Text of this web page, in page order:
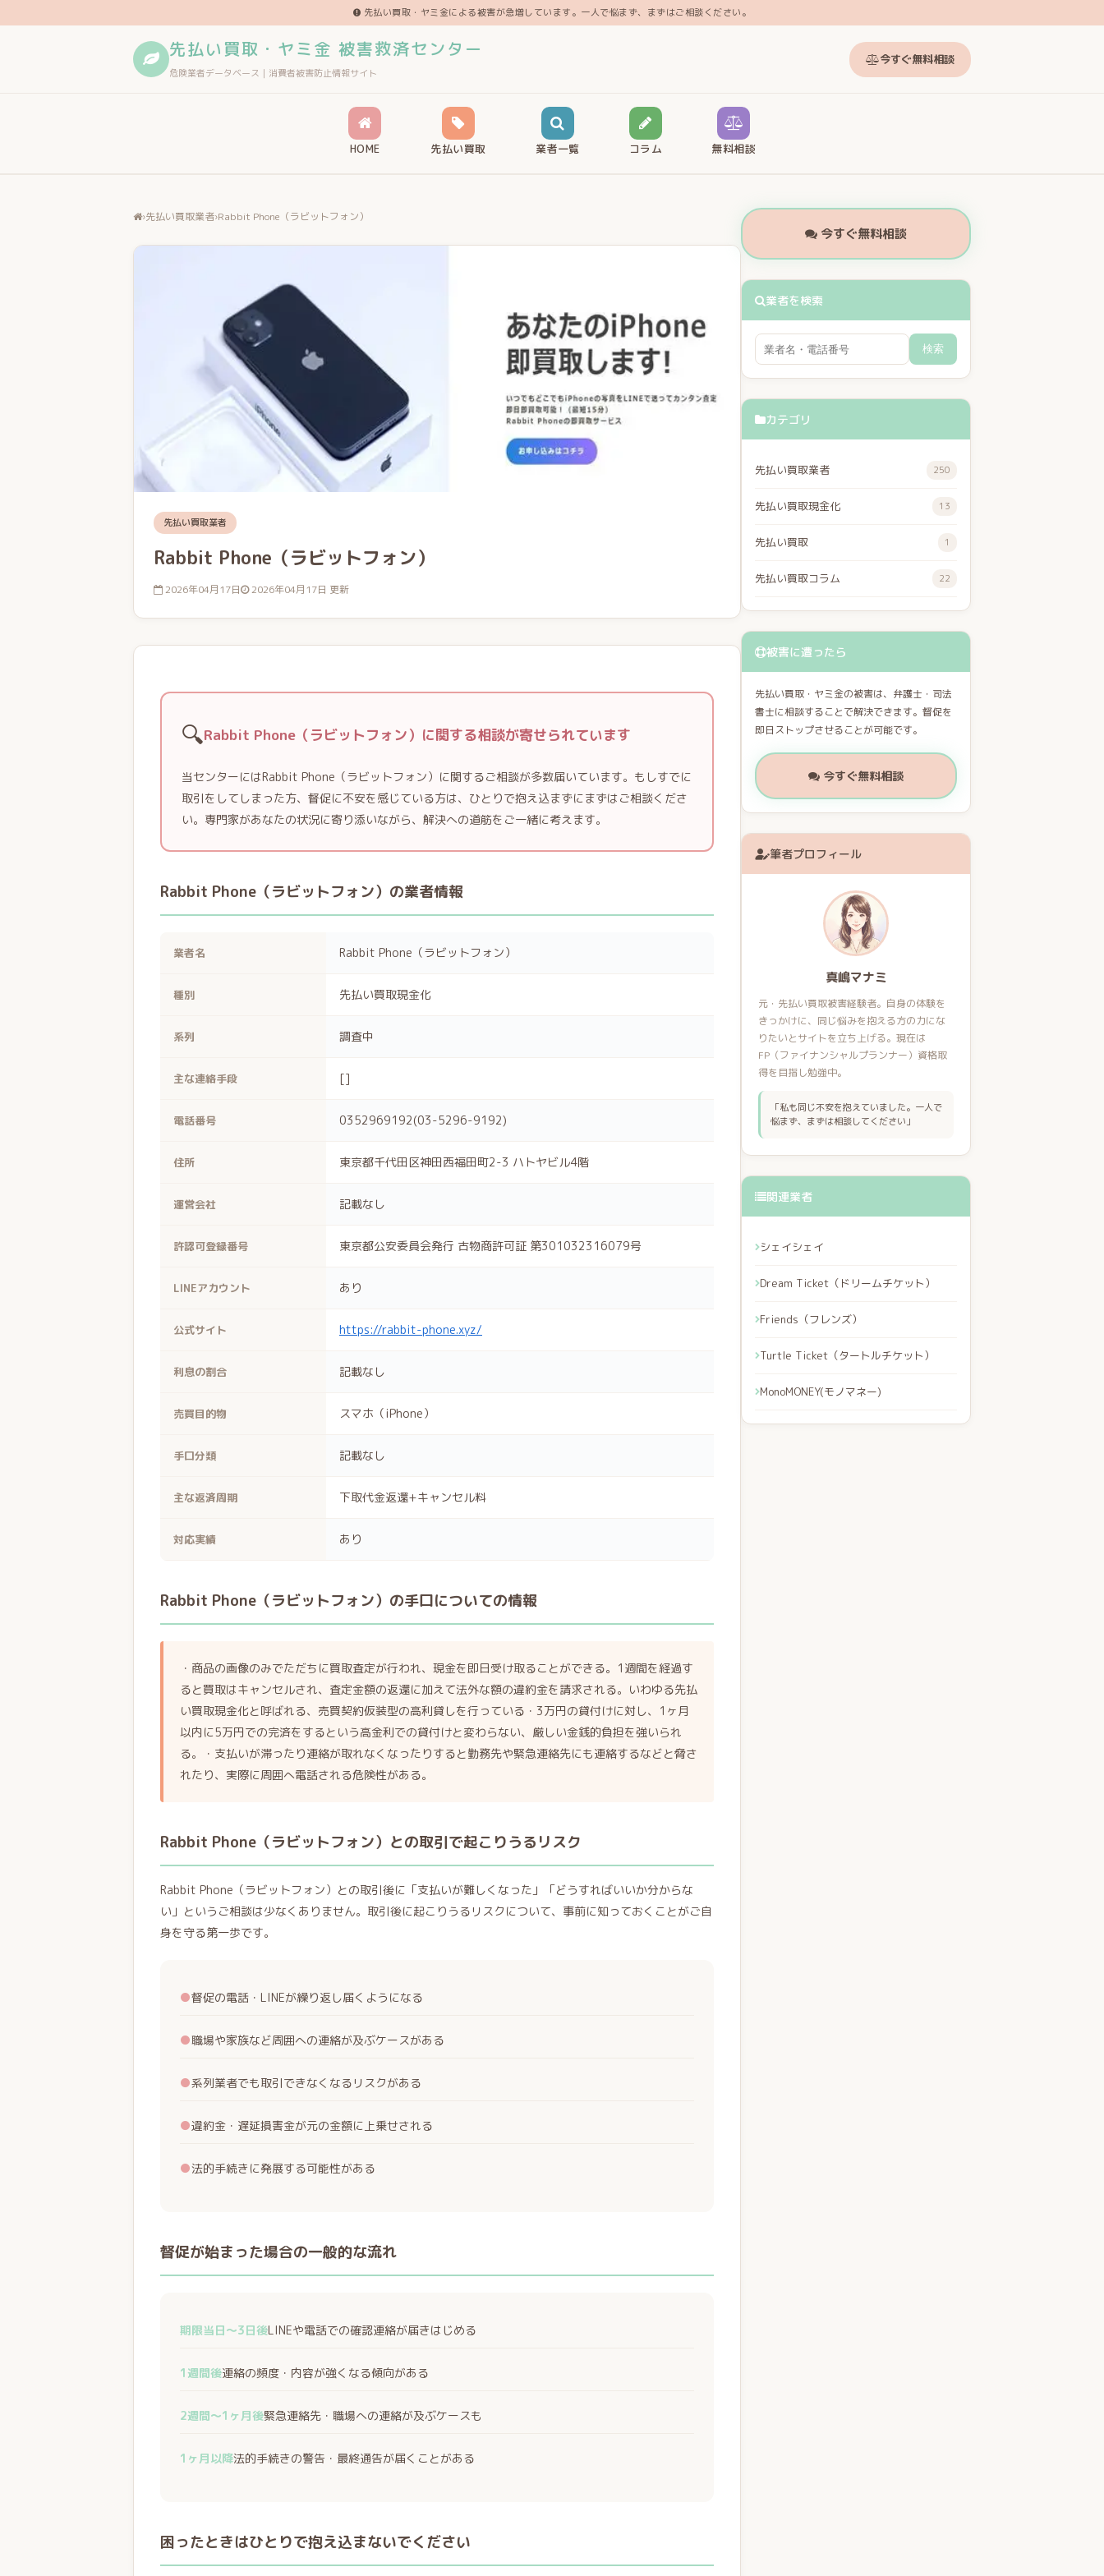
先払い買取・ヤミ金による被害が急増しています。一人で悩まず、まずはご相談ください。
先払い買取・ヤミ金 被害救済センター
危険業者データベース｜消費者被害防止情報サイト
今すぐ無料相談
HOME 先払い買取 業者一覧 コラム 無料相談
›先払い買取業者›Rabbit Phone（ラビットフォン）
先払い買取業者
Rabbit Phone（ラビットフォン）
2026年04月17日 2026年04月17日 更新
🔍Rabbit Phone（ラビットフォン）に関する相談が寄せられています
当センターにはRabbit Phone（ラビットフォン）に関するご相談が多数届いています。もしすでに
取引をしてしまった方、督促に不安を感じている方は、ひとりで抱え込まずにまずはご相談くださ
い。専門家があなたの状況に寄り添いながら、解決への道筋をご一緒に考えます。
Rabbit Phone（ラビットフォン）の業者情報
業者名 Rabbit Phone（ラビットフォン）
種別 先払い買取現金化
系列 調査中
主な連絡手段 []
電話番号 0352969192(03-5296-9192)
住所 東京都千代田区神田西福田町2-3 ハトヤビル4階
運営会社 記載なし
許認可登録番号 東京都公安委員会発行 古物商許可証 第301032316079号
LINEアカウント あり
公式サイト https://rabbit-phone.xyz/
利息の割合 記載なし
売買目的物 スマホ（iPhone）
手口分類 記載なし
主な返済周期 下取代金返還+キャンセル料
対応実績 あり
Rabbit Phone（ラビットフォン）の手口についての情報
・商品の画像のみでただちに買取査定が行われ、現金を即日受け取ることができる。1週間を経過す
ると買取はキャンセルされ、査定金額の返還に加えて法外な額の違約金を請求される。いわゆる先払
い買取現金化と呼ばれる、売買契約仮装型の高利貸しを行っている・3万円の貸付けに対し、1ヶ月
以内に5万円での完済をするという高金利での貸付けと変わらない、厳しい金銭的負担を強いられ
る。・支払いが滞ったり連絡が取れなくなったりすると勤務先や緊急連絡先にも連絡するなどと脅さ
れたり、実際に周囲へ電話される危険性がある。
Rabbit Phone（ラビットフォン）との取引で起こりうるリスク
Rabbit Phone（ラビットフォン）との取引後に「支払いが難しくなった」「どうすればいいか分からな
い」というご相談は少なくありません。取引後に起こりうるリスクについて、事前に知っておくことがご自
身を守る第一歩です。
●督促の電話・LINEが繰り返し届くようになる
●職場や家族など周囲への連絡が及ぶケースがある
●系列業者でも取引できなくなるリスクがある
●違約金・遅延損害金が元の金額に上乗せされる
●法的手続きに発展する可能性がある
督促が始まった場合の一般的な流れ
期限当日〜3日後LINEや電話での確認連絡が届きはじめる
1週間後連絡の頻度・内容が強くなる傾向がある
2週間〜1ヶ月後緊急連絡先・職場への連絡が及ぶケースも
1ヶ月以降法的手続きの警告・最終通告が届くことがある
困ったときはひとりで抱え込まないでください
今すぐ無料相談
業者を検索
検索
カテゴリ
先払い買取業者 250
先払い買取現金化 13
先払い買取 1
先払い買取コラム 22
被害に遭ったら
先払い買取・ヤミ金の被害は、弁護士・司法
書士に相談することで解決できます。督促を
即日ストップさせることが可能です。
今すぐ無料相談
筆者プロフィール
真嶋マナミ
元・先払い買取被害経験者。自身の体験を
きっかけに、同じ悩みを抱える方の力にな
りたいとサイトを立ち上げる。現在は
FP（ファイナンシャルプランナー）資格取
得を目指し勉強中。
「私も同じ不安を抱えていました。一人で
悩まず、まずは相談してください」
関連業者
シェイシェイ
Dream Ticket（ドリームチケット）
Friends（フレンズ）
Turtle Ticket（タートルチケット）
MonoMONEY(モノマネー)